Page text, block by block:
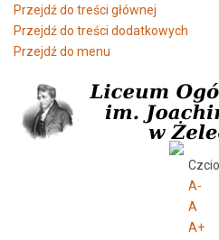
Przejdź do treści głównej
Przejdź do treści dodatkowych
Przejdź do menu
A-
A
A+